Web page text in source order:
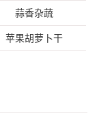
蒜香杂蔬
苹果胡萝卜干